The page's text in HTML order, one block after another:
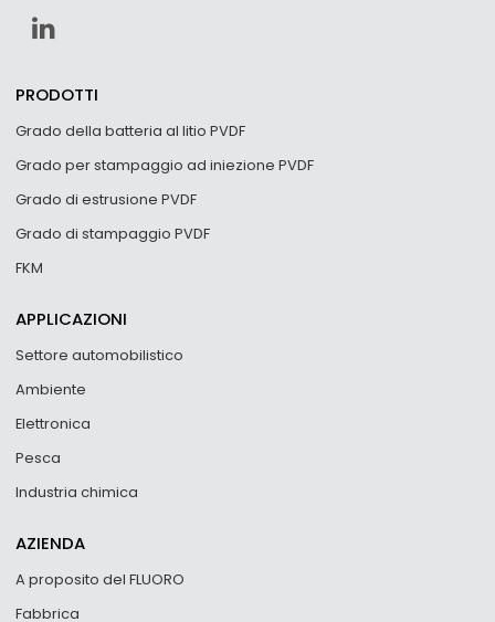
PRODOTTI
Grado della batteria al litio PVDF
Grado per stampaggio ad iniezione PVDF
Grado di estrusione PVDF
Grado di stampaggio PVDF
FKM
APPLICAZIONI
Settore automobilistico
Ambiente
Elettronica
Pesca
Industria chimica
AZIENDA
A proposito del FLUORO
Fabbrica